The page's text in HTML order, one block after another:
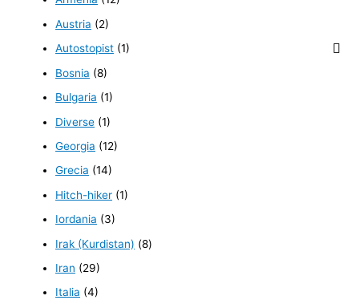
Austria (2)
Autostopist (1)
Bosnia (8)
Bulgaria (1)
Diverse (1)
Georgia (12)
Grecia (14)
Hitch-hiker (1)
Iordania (3)
Irak (Kurdistan) (8)
Iran (29)
Italia (4)